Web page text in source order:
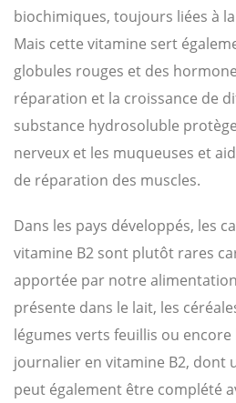
biochimiques, toujours liées à
Mais cette vitamine sert
globules rouges et des
réparation et la croissance de
substance hydrosoluble
nerveux et les muqueuses et
de réparation des muscles.
Dans les pays développés, les
vitamine B2 sont plutôt rares
apportée par notre
présente dans le lait, les
légumes verts feuillis ou encore
journalier en vitamine B2, dont
peut également être complété